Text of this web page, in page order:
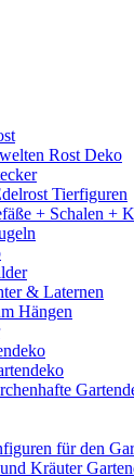
Rost Deko
Tierfiguren
+ Schalen +
& Laternen
Hängen
für den
Kräuter